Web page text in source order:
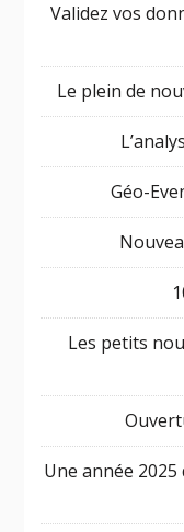
Validez vos
Le plein de
Géo-
Les petits
Une année